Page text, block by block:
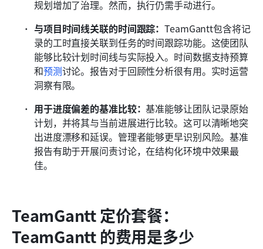
规划增加了治理。然而，执行仍需手动进行。
与项目时间线关联的时间跟踪：TeamGantt包含将记
录的工时直接关联到任务的时间跟踪功能。这使团队
能够比较计划时间线与实际投入。时间数据支持预算
和预测讨论。报告对于回顾性分析很有用。实时运营
洞察有限。
用于进度偏差的基准比较：基准能够让团队记录原始
计划，并将其与当前进展进行比较。这可以清晰地突
出进度漂移和延误。管理者能够更早识别风险。基准
报告有助于开展问责讨论，在结构化环境中效果最
佳。
TeamGantt 定价套餐：
TeamGantt 的费用是多少